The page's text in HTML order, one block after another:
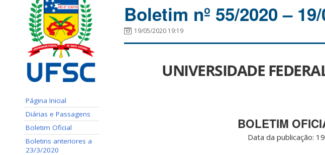
Página Inicial
Diárias e Passagens
Boletim Oficial
Boletins anteriores a
23/3/2020
Boletim nº 55/2020 –
19/05/2020 19:19
UNIVERSIDADE
BOLETIM
Data da publicação: